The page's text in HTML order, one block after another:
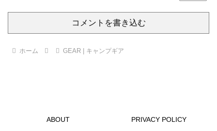
コメントを書き込む
ホーム GEAR | キャンプギア
ABOUT
PRIVACY POLICY